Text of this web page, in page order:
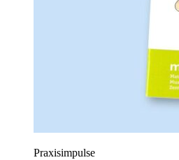
Praxisimpulse